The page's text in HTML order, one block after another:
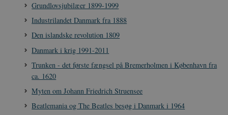
Grundlovsjubilæer 1899-1999
Industrilandet Danmark fra 1888
Den islandske revolution 1809
Danmark i krig 1991-2011
Trunken - det første fængsel på Bremerholmen i København fra
ca. 1620
Myten om Johann Friedrich Struensee
Beatlemania og The Beatles besøg i Danmark i 1964